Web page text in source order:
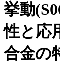
挙動
性と応
合金の